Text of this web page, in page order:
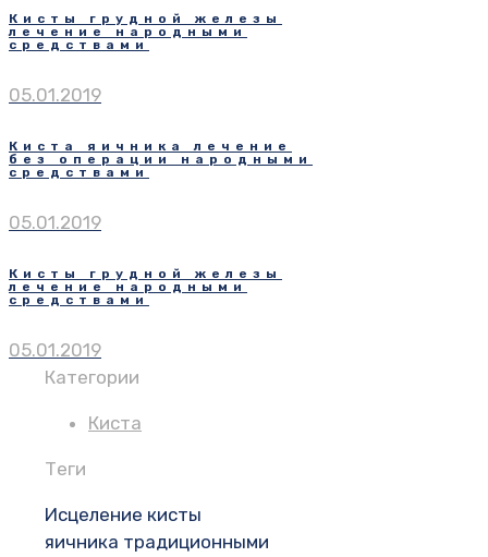
Кисты грудной железы
лечение народными
средствами
05.01.2019
Киста яичника лечение
без операции народными
средствами
05.01.2019
Кисты грудной железы
лечение народными
средствами
05.01.2019
Категории
Киста
Теги
Исцеление кисты
яичника традиционными